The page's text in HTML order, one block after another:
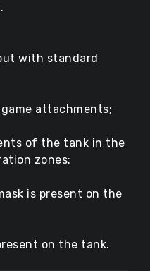
with standard
attachments;
of the tank in the
zones:
is present on the
on the tank.